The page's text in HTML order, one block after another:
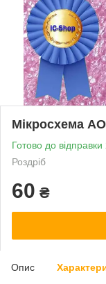
Мікросхема
Готово до відправки
Роздріб
60 ₴
Опис